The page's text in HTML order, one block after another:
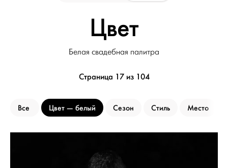
Цвет
Белая свадебная палитра
Страница 17 из 104
Все Цвет белый Сезон Стиль Место